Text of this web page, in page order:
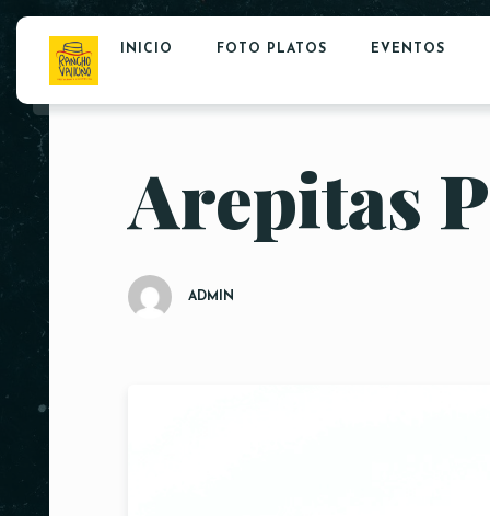
INICIO FOTO PLATOS EVENTOS
Arepitas
ADMIN